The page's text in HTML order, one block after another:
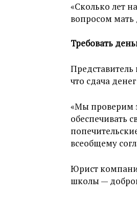
«Сколько лет
вопросом
Требовать
что сдача
«Мы проверим
обеспечивать
всеобщему
Юрист
школы —